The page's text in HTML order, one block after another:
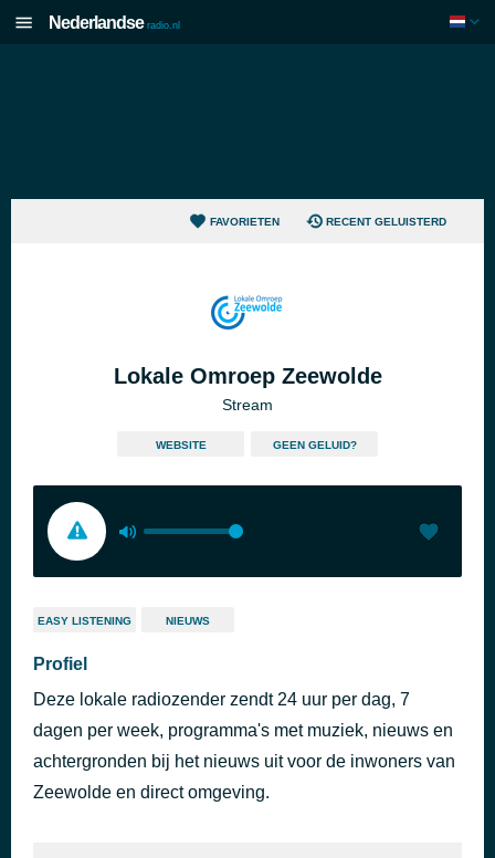
Nederlandse radio.nl
FAVORIETEN RECENT GELUISTERD
Lokale Omroep Zeewolde
Stream
WEBSITE GEEN GELUID?
EASY LISTENING NIEUWS
Profiel
Deze lokale radiozender zendt 24 uur per dag, 7
dagen per week, programma's met muziek, nieuws en
achtergronden bij het nieuws uit voor de inwoners van
Zeewolde en direct omgeving.